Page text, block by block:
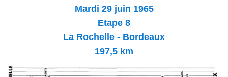
Mardi 29 juin 1965
Etape 8
La Rochelle - Bordeaux
197,5 km